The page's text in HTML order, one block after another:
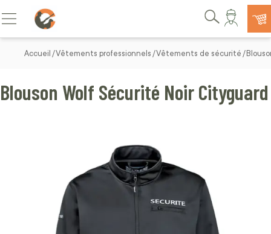
Allez au contenu
Basculer la navigation
Rechercher
Accueil Vêtements professionnels Vêtements de sécurité
Blouson Wolf Sécurité Noir Cityguard